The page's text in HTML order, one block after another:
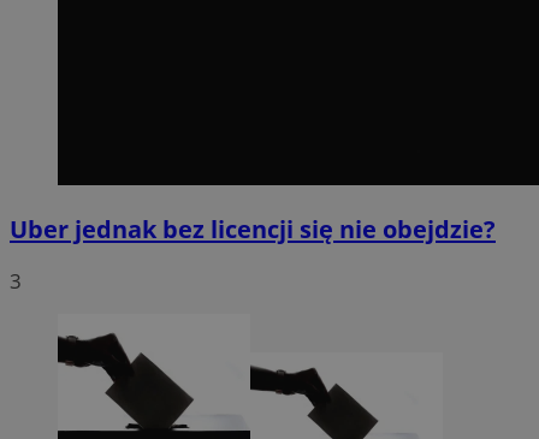
Uber jednak bez licencji się nie obejdzie?
3